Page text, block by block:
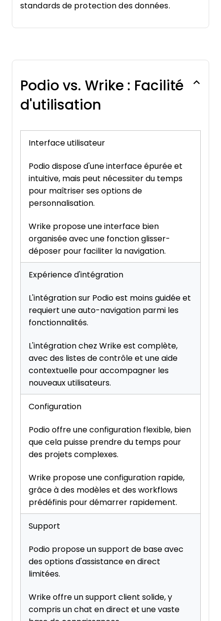
standards de protection des données.
Podio vs. Wrike : Facilité
d'utilisation
Interface utilisateur
Podio dispose d'une interface épurée et
intuitive, mais peut nécessiter du temps
pour maîtriser ses options de
personnalisation.
Wrike propose une interface bien
organisée avec une fonction glisser-
déposer pour faciliter la navigation.
Expérience d'intégration
L'intégration sur Podio est moins guidée et
requiert une auto-navigation parmi les
fonctionnalités.
L'intégration chez Wrike est complète,
avec des listes de contrôle et une aide
contextuelle pour accompagner les
nouveaux utilisateurs.
Configuration
Podio offre une configuration flexible, bien
que cela puisse prendre du temps pour
des projets complexes.
Wrike propose une configuration rapide,
grâce à des modèles et des workflows
prédéfinis pour démarrer rapidement.
Support
Podio propose un support de base avec
des options d'assistance en direct
limitées.
Wrike offre un support client solide, y
compris un chat en direct et une vaste